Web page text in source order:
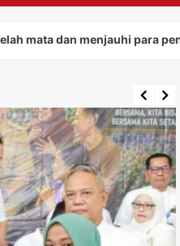
menjauhi para penyandang.